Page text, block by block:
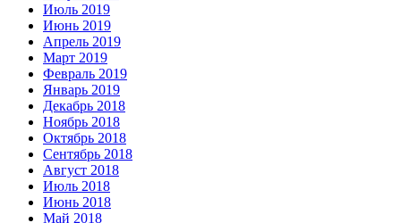
Июль 2019
Июнь 2019
Апрель 2019
Март 2019
Февраль 2019
Январь 2019
Декабрь 2018
Ноябрь 2018
Октябрь 2018
Сентябрь 2018
Август 2018
Июль 2018
Июнь 2018
Май 2018